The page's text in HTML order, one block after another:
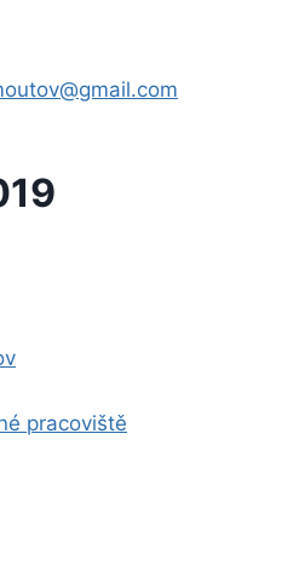
pracoviště